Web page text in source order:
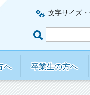
文字サイズ
へ 卒業生の方へ